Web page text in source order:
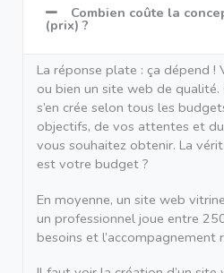
Combien coûte la
(prix) ?
La réponse plate : ça dépend !
ou bien un site web de
s’en crée selon tous les
objectifs, de vos attentes et
vous souhaitez obtenir. La
est votre budget ?
En moyenne, un site web
un professionnel joue entre
besoins et l’accompagnement